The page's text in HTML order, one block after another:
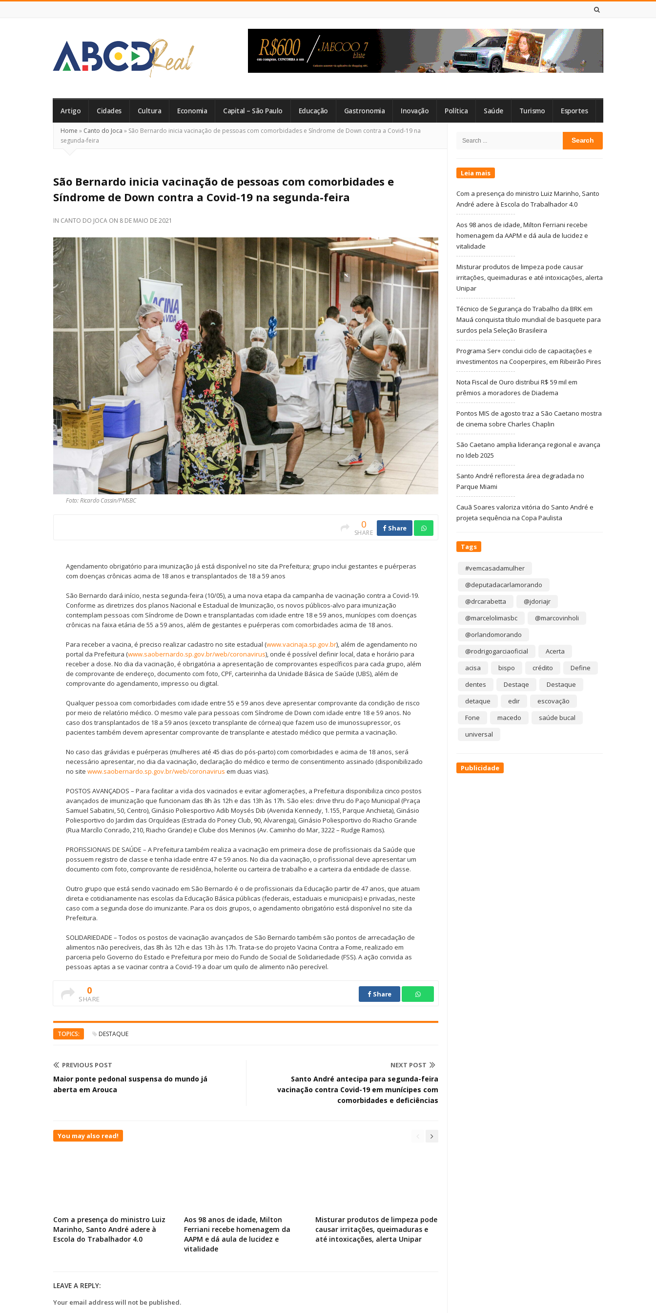
Real
Artigo Cidades Cultura Economia Capital – São Paulo Educação Gastronomia Inovação Política Saúde Turismo Esportes
Home » Canto do Joca » São Bernardo inicia vacinação de pessoas com comorbidades e Síndrome de Down contra a Covid-19 na
segunda-feira
São Bernardo inicia vacinação de pessoas com comorbidades e
Síndrome de Down contra a Covid-19 na segunda-feira
IN CANTO DO JOCA ON 8 DE MAIO DE 2021
Foto: Ricardo Cassin/PMSBC
0
SHARE
Share
Agendamento obrigatório para imunização já está disponível no site da Prefeitura; grupo inclui gestantes e puérperas
com doenças crônicas acima de 18 anos e transplantados de 18 a 59 anos
São Bernardo dará início, nesta segunda-feira (10/05), a uma nova etapa da campanha de vacinação contra a Covid-19.
Conforme as diretrizes dos planos Nacional e Estadual de Imunização, os novos públicos-alvo para imunização
contemplam pessoas com Síndrome de Down e transplantadas com idade entre 18 e 59 anos, munícipes com doenças
crônicas na faixa etária de 55 a 59 anos, além de gestantes e puérperas com comorbidades acima de 18 anos.
Para receber a vacina, é preciso realizar cadastro no site estadual (www.vacinaja.sp.gov.br), além de agendamento no
portal da Prefeitura (www.saobernardo.sp.gov.br/web/coronavirus), onde é possível definir local, data e horário para
receber a dose. No dia da vacinação, é obrigatória a apresentação de comprovantes específicos para cada grupo, além
de comprovante de endereço, documento com foto, CPF, carteirinha da Unidade Básica de Saúde (UBS), além de
comprovante do agendamento, impresso ou digital.
Qualquer pessoa com comorbidades com idade entre 55 e 59 anos deve apresentar comprovante da condição de risco
por meio de relatório médico. O mesmo vale para pessoas com Síndrome de Down com idade entre 18 e 59 anos. No
caso dos transplantados de 18 a 59 anos (exceto transplante de córnea) que fazem uso de imunossupressor, os
pacientes também devem apresentar comprovante de transplante e atestado médico que permita a vacinação.
No caso das grávidas e puérperas (mulheres até 45 dias do pós-parto) com comorbidades e acima de 18 anos, será
necessário apresentar, no dia da vacinação, declaração do médico e termo de consentimento assinado (disponibilizado
no site www.saobernardo.sp.gov.br/web/coronavirus em duas vias).
POSTOS AVANÇADOS – Para facilitar a vida dos vacinados e evitar aglomerações, a Prefeitura disponibiliza cinco postos
avançados de imunização que funcionam das 8h às 12h e das 13h às 17h. São eles: drive thru do Paço Municipal (Praça
Samuel Sabatini, 50, Centro), Ginásio Poliesportivo Adib Moysés Dib (Avenida Kennedy, 1.155, Parque Anchieta), Ginásio
Poliesportivo do Jardim das Orquídeas (Estrada do Poney Club, 90, Alvarenga), Ginásio Poliesportivo do Riacho Grande
(Rua Marcílo Conrado, 210, Riacho Grande) e Clube dos Meninos (Av. Caminho do Mar, 3222 – Rudge Ramos).
PROFISSIONAIS DE SAÚDE – A Prefeitura também realiza a vacinação em primeira dose de profissionais da Saúde que
possuem registro de classe e tenha idade entre 47 e 59 anos. No dia da vacinação, o profissional deve apresentar um
documento com foto, comprovante de residência, holerite ou carteira de trabalho e a carteira da entidade de classe.
Outro grupo que está sendo vacinado em São Bernardo é o de profissionais da Educação partir de 47 anos, que atuam
direta e cotidianamente nas escolas da Educação Básica públicas (federais, estaduais e municipais) e privadas, neste
caso com a segunda dose do imunizante. Para os dois grupos, o agendamento obrigatório está disponível no site da
Prefeitura.
SOLIDARIEDADE – Todos os postos de vacinação avançados de São Bernardo também são pontos de arrecadação de
alimentos não perecíveis, das 8h às 12h e das 13h às 17h. Trata-se do projeto Vacina Contra a Fome, realizado em
parceria pelo Governo do Estado e Prefeitura por meio do Fundo de Social de Solidariedade (FSS). A ação convida as
pessoas aptas a se vacinar contra a Covid-19 a doar um quilo de alimento não perecível.
0
SHARE
Share
TOPICS: DESTAQUE
PREVIOUS POST
Maior ponte pedonal suspensa do mundo já
aberta em Arouca
NEXT POST
Santo André antecipa para segunda-feira
vacinação contra Covid-19 em munícipes com
comorbidades e deficiências
You may also read!
Com a presença do ministro Luiz
Marinho, Santo André adere à
Escola do Trabalhador 4.0
Aos 98 anos de idade, Milton
Ferriani recebe homenagem da
AAPM e dá aula de lucidez e
vitalidade
Misturar produtos de limpeza pode
causar irritações, queimaduras e
até intoxicações, alerta Unipar
LEAVE A REPLY:
Your email address will not be published.
Sidebar
Search
Leia mais
Com a presença do ministro Luiz Marinho, Santo
André adere à Escola do Trabalhador 4.0
Aos 98 anos de idade, Milton Ferriani recebe
homenagem da AAPM e dá aula de lucidez e
vitalidade
Misturar produtos de limpeza pode causar
irritações, queimaduras e até intoxicações, alerta
Unipar
Técnico de Segurança do Trabalho da BRK em
Mauá conquista título mundial de basquete para
surdos pela Seleção Brasileira
Programa Ser+ conclui ciclo de capacitações e
investimentos na Cooperpires, em Ribeirão Pires
Nota Fiscal de Ouro distribui R$ 59 mil em
prêmios a moradores de Diadema
Pontos MIS de agosto traz a São Caetano mostra
de cinema sobre Charles Chaplin
São Caetano amplia liderança regional e avança
no Ideb 2025
Santo André refloresta área degradada no
Parque Miami
Cauã Soares valoriza vitória do Santo André e
projeta sequência na Copa Paulista
Tags
#vemcasadamulher
@deputadacarlamorando
@drcarabetta
@jdoriajr
@marcelolimasbc
@marcovinholi
@orlandomorando
@rodrigogarciaoficial
Acerta
acisa
bispo crédito
Define
dentes
Destaqe
Destaque
detaque
edir
escovação
Fone
macedo
saúde bucal
universal
Publicidade